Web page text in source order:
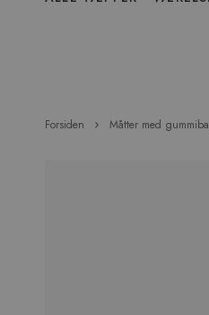
Forsiden Måtter med